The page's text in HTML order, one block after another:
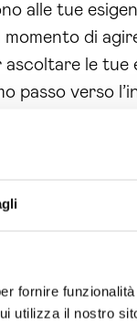
fornire
utilizza il nostro
alle tue
di
ascoltare le
verso